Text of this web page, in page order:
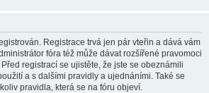
Registrace trvá jen pár vteřin a dává vám
fóra též může dávat rozšířené pravomoci
registrací se ujistěte, že jste se obeznámili
a s dalšími pravidly a ujednáními. Také se
pravidla, která se na fóru objeví.